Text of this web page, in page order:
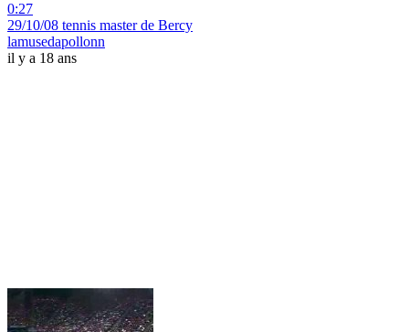
0:27
29/10/08 tennis master de Bercy
lamusedapollonn
il y a 18 ans